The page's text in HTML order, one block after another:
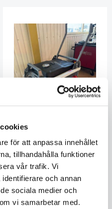
för att anpassa innehållet
tillhandahålla funktioner
vår trafik. Vi
och annan
sociala medier och
vi samarbetar med.
Elverk Bensin S/N L-2749/22
B2501